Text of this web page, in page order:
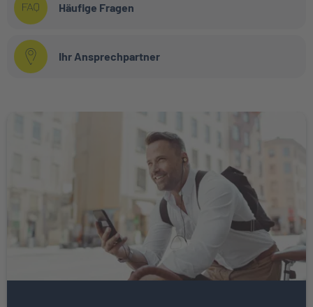
Häufige Fragen
Ihr Ansprechpartner